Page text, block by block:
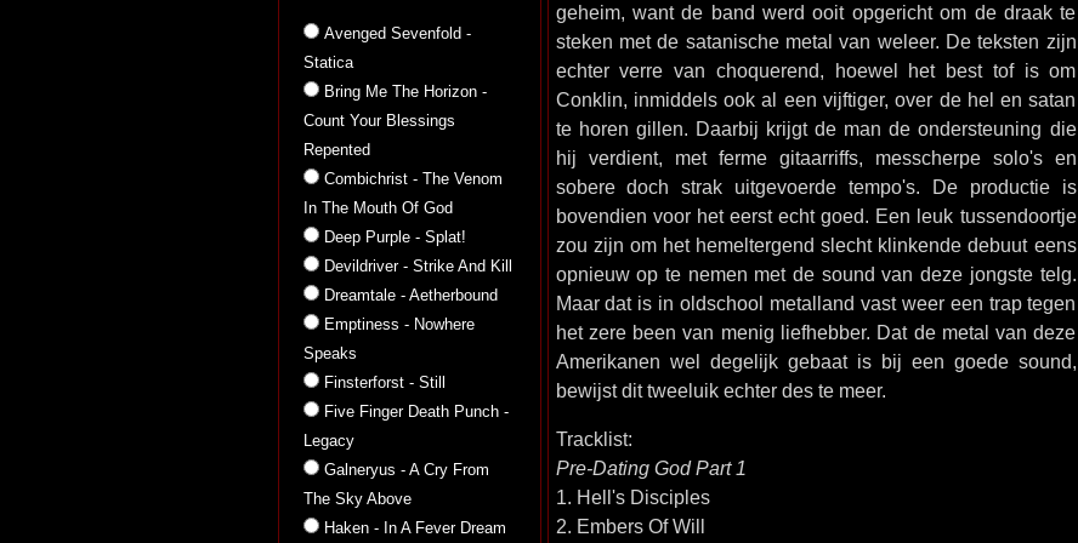
Avenged Sevenfold -
Statica
Bring Me The Horizon -
Count Your Blessings
Repented
Combichrist - The Venom
In The Mouth Of God
Deep Purple - Splat!
Devildriver - Strike And Kill
Dreamtale - Aetherbound
Emptiness - Nowhere
Speaks
Finsterforst - Still
Five Finger Death Punch -
Legacy
Galneryus - A Cry From
The Sky Above
Haken - In A Fever Dream
geheim, want de band werd ooit opgericht om de draak te
steken met de satanische metal van weleer. De teksten zijn
echter verre van choquerend, hoewel het best tof is om
Conklin, inmiddels ook al een vijftiger, over de hel en satan
te horen gillen. Daarbij krijgt de man de ondersteuning die
hij verdient, met ferme gitaarriffs, messcherpe solo's en
sobere doch strak uitgevoerde tempo's. De productie is
bovendien voor het eerst echt goed. Een leuk tussendoortje
zou zijn om het hemeltergend slecht klinkende debuut eens
opnieuw op te nemen met de sound van deze jongste telg.
Maar dat is in oldschool metalland vast weer een trap tegen
het zere been van menig liefhebber. Dat de metal van deze
Amerikanen wel degelijk gebaat is bij een goede sound,
bewijst dit tweeluik echter des te meer.
Tracklist:
Pre-Dating God Part 1
1. Hell's Disciples
2. Embers Of Will